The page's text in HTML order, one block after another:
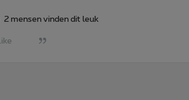
2 mensen vinden dit leuk
Like